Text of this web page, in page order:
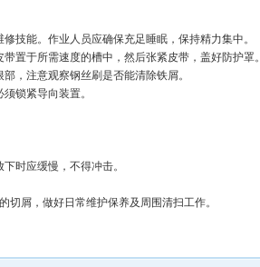
技能。作业人员应确保充足睡眠，保持精力集中。
置于所需速度的槽中，然后张紧皮带，盖好防护罩。
，注意观察钢丝刷是否能清除铁屑。
锁紧导向装置。
时应缓慢，不得冲击。
切屑，做好日常维护保养及周围清扫工作。